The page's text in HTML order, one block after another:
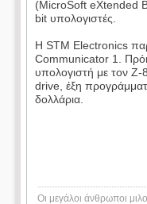
(MicroSoft eXtended
bit υπολογιστές.
Η STM Electronics
Communicator 1.
υπολογιστή με τον
drive, έξη
δολλάρια.
Οι μεγάλοι άνθρωποι